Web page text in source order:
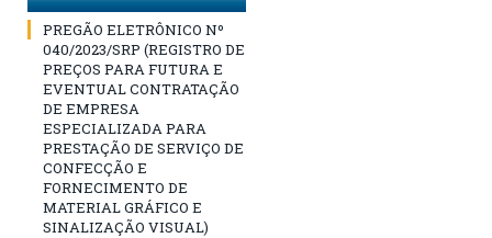
PREGÃO ELETRÔNICO Nº
040/2023/SRP (REGISTRO DE
PREÇOS PARA FUTURA E
EVENTUAL CONTRATAÇÃO
DE EMPRESA
ESPECIALIZADA PARA
PRESTAÇÃO DE SERVIÇO DE
CONFECÇÃO E
FORNECIMENTO DE
MATERIAL GRÁFICO E
SINALIZAÇÃO VISUAL)